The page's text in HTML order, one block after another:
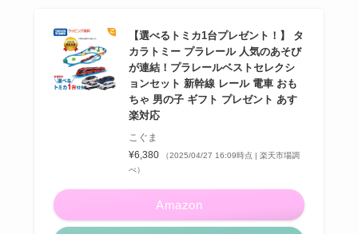
【選べるトミカ1台プレゼント！】 タ
カラトミー プラレール 人気のあそび
が連結！プラレールベストセレクシ
ョンセット 新幹線 レール 電車 おも
ちゃ 男の子 ギフト プレゼント あす
楽対応
こぐま
¥6,380
（2025/04/27 16:09時点 | 楽天市場調
べ）
Amazon